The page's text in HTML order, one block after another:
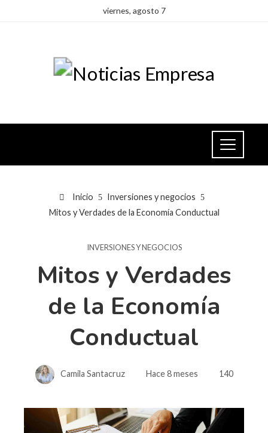
viernes, agosto 7
Inicio
Inversiones y negocios
Mitos y Verdades de la Economía Conductual
INVERSIONES Y NEGOCIOS
Mitos y Verdades
de la Economía
Conductual
Camila Santacruz Hace 8 meses 140